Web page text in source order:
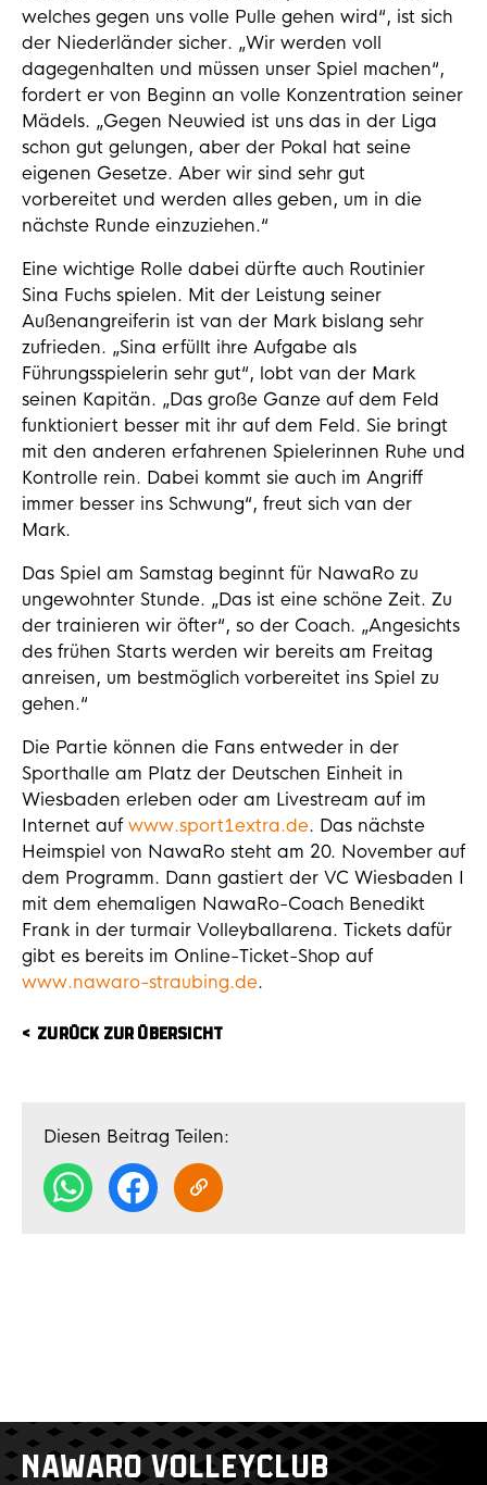
welches gegen uns volle Pulle gehen wird“, ist sich
der Niederländer sicher. „Wir werden voll
dagegenhalten und müssen unser Spiel machen“,
fordert er von Beginn an volle Konzentration seiner
Mädels. „Gegen Neuwied ist uns das in der Liga
schon gut gelungen, aber der Pokal hat seine
eigenen Gesetze. Aber wir sind sehr gut
vorbereitet und werden alles geben, um in die
nächste Runde einzuziehen.“
Eine wichtige Rolle dabei dürfte auch Routinier
Sina Fuchs spielen. Mit der Leistung seiner
Außenangreiferin ist van der Mark bislang sehr
zufrieden. „Sina erfüllt ihre Aufgabe als
Führungsspielerin sehr gut“, lobt van der Mark
seinen Kapitän. „Das große Ganze auf dem Feld
funktioniert besser mit ihr auf dem Feld. Sie bringt
mit den anderen erfahrenen Spielerinnen Ruhe und
Kontrolle rein. Dabei kommt sie auch im Angriff
immer besser ins Schwung“, freut sich van der
Mark.
Das Spiel am Samstag beginnt für NawaRo zu
ungewohnter Stunde. „Das ist eine schöne Zeit. Zu
der trainieren wir öfter“, so der Coach. „Angesichts
des frühen Starts werden wir bereits am Freitag
anreisen, um bestmöglich vorbereitet ins Spiel zu
gehen.“
Die Partie können die Fans entweder in der
Sporthalle am Platz der Deutschen Einheit in
Wiesbaden erleben oder am Livestream auf im
Internet aufwww.sport1extra.de. Das nächste
Heimspiel von NawaRo steht am 20. November auf
dem Programm. Dann gastiert der VC Wiesbaden I
mit dem ehemaligen NawaRo-Coach Benedikt
Frank in der turmair Volleyballarena. Tickets dafür
gibt es bereits im Online-Ticket-Shop auf
www.nawaro-straubing.de.
ZURÜCK ZUR ÜBERSICHT
Diesen Beitrag Teilen:
NAWARO VOLLEYCLUB